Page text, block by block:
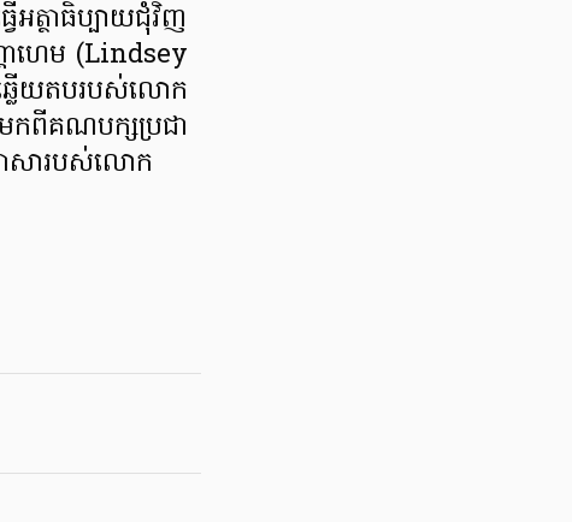
អត្ថាធិប្បាយជុំវិញ
ាហេម (Lindsey
លើយតបរបស់លោក
មកពីគណបក្សប្រជា
ាសារបស់លោក